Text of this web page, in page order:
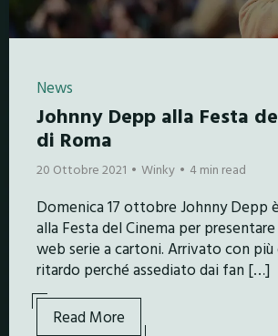
News
Johnny Depp alla Festa
di Roma
20 Ottobre 2021 Winky 4 min read
Domenica 17 ottobre Johnny Depp
alla Festa del Cinema per
web serie a cartoni. Arrivato con più
ritardo perché assediato dai fan […]
Read More